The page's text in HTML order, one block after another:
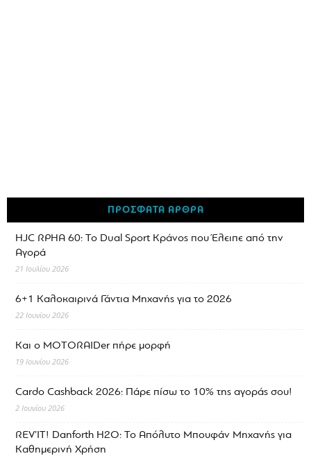
ΠΡΟΣΦΑΤΑ ΑΡΘΡΑ
HJC RPHA 60: Το Dual Sport Κράνος που Έλειπε από την
Αγορά
21 Ιουλίου 2026
6+1 Καλοκαιρινά Γάντια Μηχανής για το 2026
22 Ιουνίου 2026
Και ο MOTORAIDer πήρε μορφή
19 Ιουνίου 2026
Cardo Cashback 2026: Πάρε πίσω το 10% της αγοράς σου!
2 Ιουνίου 2026
REV’IT! Danforth H2O: Το Απόλυτο Μπουφάν Μηχανής για
Καθημερινή Χρήση